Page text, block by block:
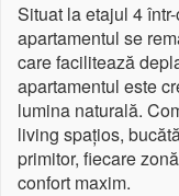
Situat la etajul 4
apartamentul se
care facilitează
apartamentul este
lumina naturală.
living spațios,
primitor, fiecare
confort maxim.